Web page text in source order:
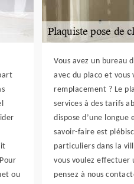
ou
Vous avez un bureau
avec du placo et
remplacement ? Le
services à des tarifs
dispose d’une longue
savoir-faire est
particuliers dans la
vous voulez effectuer
pensez à nous